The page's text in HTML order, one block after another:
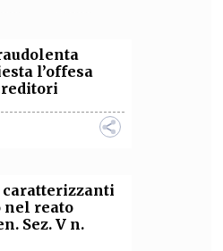
l’offesa
nel reato
Sez. V n.